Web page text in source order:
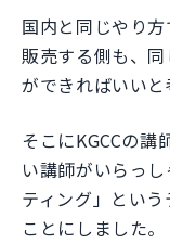
国内と同じやり
販売する側も、
ができればいいと
そこにKGCCの講
い講師がいらっ
ティング」とい
ことにしました